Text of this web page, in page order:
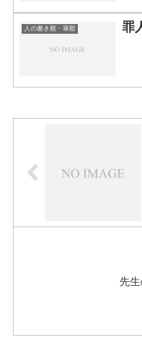
人の書き順・筆順 罪
先